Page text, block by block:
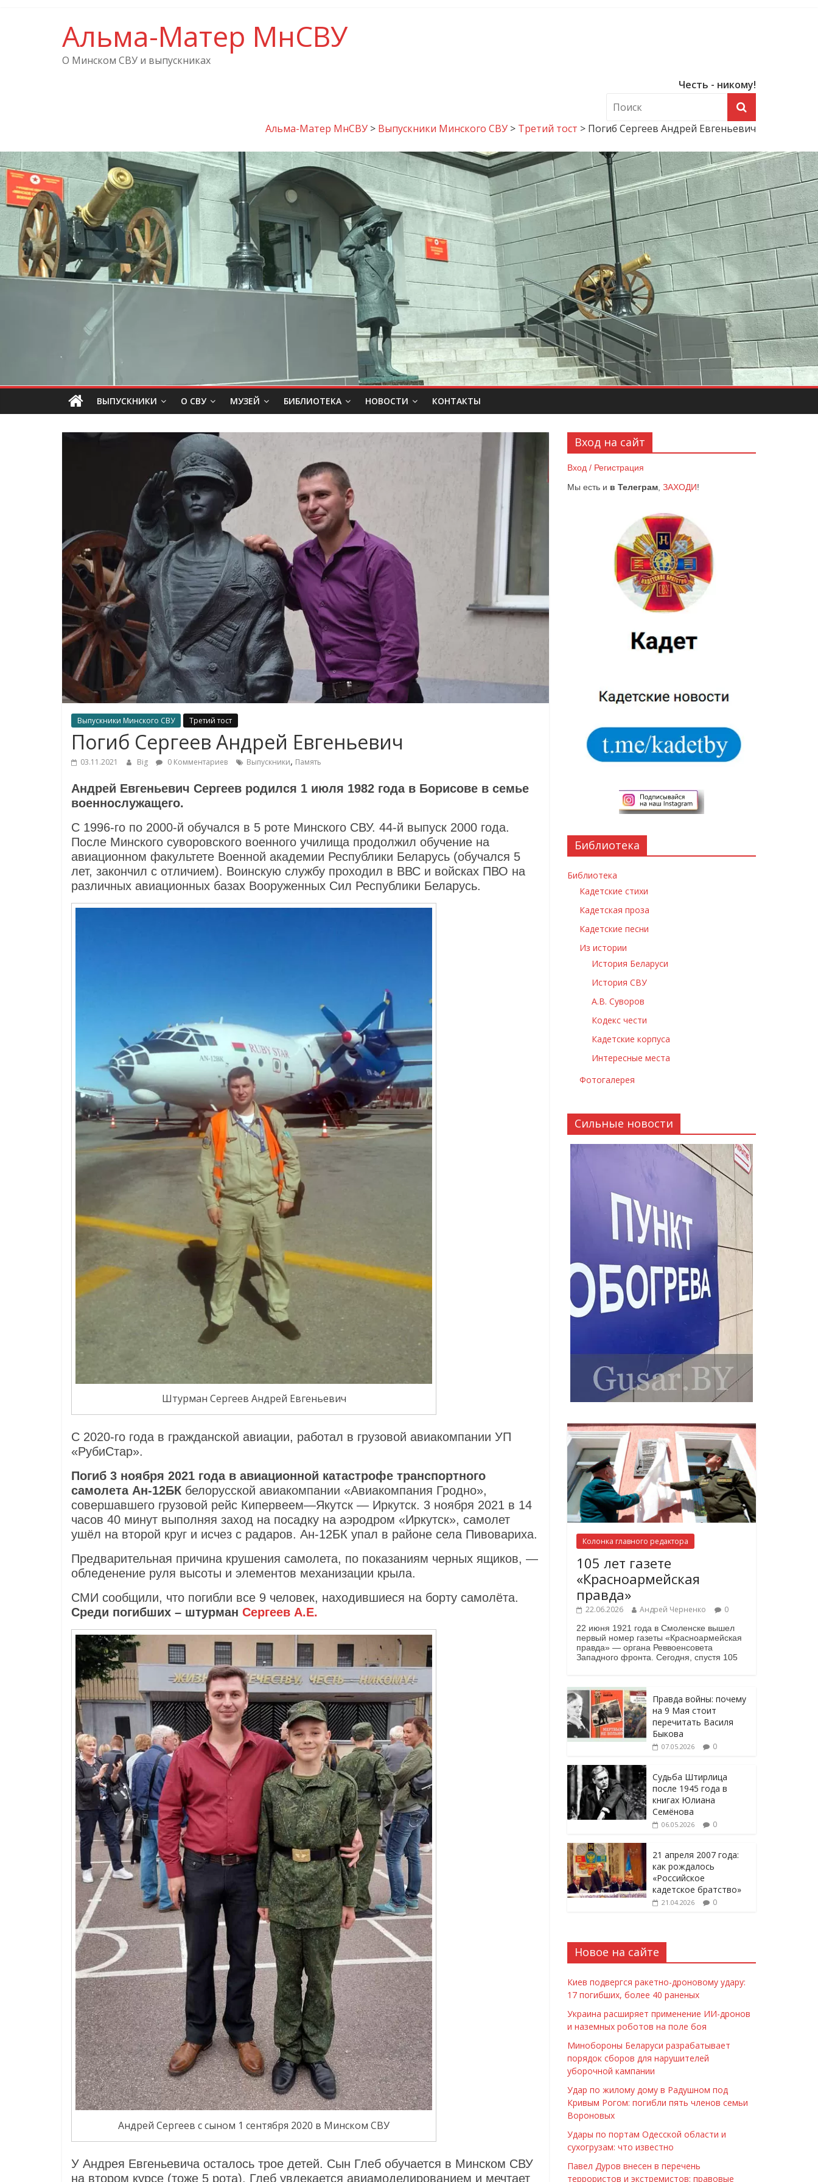
Альма-Матер МнСВУ
О Минском СВУ и выпускниках
Честь - никому!
Альма-Матер МнСВУ > Выпускники Минского СВУ > Третий тост > Погиб Сергеев Андрей Евгеньевич
ВЫПУСКНИКИ О СВУ МУЗЕЙ БИБЛИОТЕКА НОВОСТИ КОНТАКТЫ
Выпускники Минского СВУ Третий тост
Погиб Сергеев Андрей Евгеньевич
03.11.2021 Big 0 Комментариев Выпускники, Память
Андрей Евгеньевич Сергеев родился 1 июля 1982 года в Борисове в семье
военнослужащего.
С 1996-го по 2000-й обучался в 5 роте Минского СВУ. 44-й выпуск 2000 года.
После Минского суворовского военного училища продолжил обучение на
авиационном факультете Военной академии Республики Беларусь (обучался 5
лет, закончил с отличием). Воинскую службу проходил в ВВС и войсках ПВО на
различных авиационных базах Вооруженных Сил Республики Беларусь.
Штурман Сергеев Андрей Евгеньевич
С 2020-го года в гражданской авиации, работал в грузовой авиакомпании УП
«РубиСтар».
Погиб 3 ноября 2021 года в авиационной катастрофе транспортного
самолета Ан-12БК белорусской авиакомпании «Авиакомпания Гродно»,
совершавшего грузовой рейс Кипервеем—Якутск — Иркутск. 3 ноября 2021 в 14
часов 40 минут выполняя заход на посадку на аэродром «Иркутск», самолет
ушёл на второй круг и исчез с радаров. Ан-12БК упал в районе села Пивовариха.
Предварительная причина крушения самолета, по показаниям черных ящиков, —
обледенение руля высоты и элементов механизации крыла.
СМИ сообщили, что погибли все 9 человек, находившиеся на борту самолёта.
Среди погибших – штурман Сергеев А.Е.
Андрей Сергеев с сыном 1 сентября 2020 в Минском СВУ
У Андрея Евгеньевича осталось трое детей. Сын Глеб обучается в Минском СВУ
на втором курсе (тоже 5 рота). Глеб увлекается авиамоделированием и мечтает
Вход на сайт
Вход / Регистрация
Мы есть и в Телеграм ЗАХОДИ!
Библиотека
Библиотека
Кадетские стихи
Кадетская проза
Кадетские песни
Из истории
История Беларуси
История СВУ
А.В. Суворов
Кодекс чести
Кадетские корпуса
Интересные места
Фотогалерея
Сильные новости
Колонка главного редактора
105 лет газете
«Красноармейская
правда»
22.06.2026 Андрей Черненко 0
22 июня 1921 года в Смоленске вышел
первый номер газеты «Красноармейская
правда» — органа Реввоенсовета
Западного фронта. Сегодня, спустя 105
Правда войны: почему
на 9 Мая стоит
перечитать Василя
Быкова
07.05.2026 0
Судьба Штирлица
после 1945 года в
книгах Юлиана
Семёнова
06.05.2026 0
21 апреля 2007 года:
как рождалось
«Российское
кадетское братство»
21.04.2026 0
Новое на сайте
Киев подвергся ракетно-дроновому удару:
17 погибших, более 40 раненых
Украина расширяет применение ИИ-дронов
и наземных роботов на поле боя
Минобороны Беларуси разрабатывает
порядок сборов для нарушителей
уборочной кампании
Удар по жилому дому в Радушном под
Кривым Рогом: погибли пять членов семьи
Вороновых
Удары по портам Одесской области и
сухогрузам: что известно
Павел Дуров внесен в перечень
террористов и экстремистов: правовые